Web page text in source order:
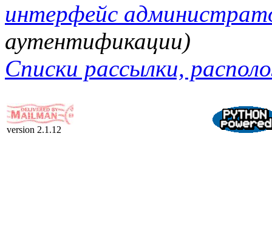
интерфейс
аутентификации)
Списки рассылки,
version 2.1.12